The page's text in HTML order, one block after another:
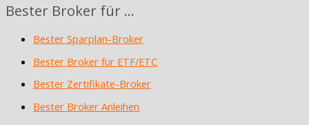
Bester Broker für …
Bester Sparplan-Broker
Bester Broker für ETF/ETC
Bester Zertifikate-Broker
Bester Broker Anleihen